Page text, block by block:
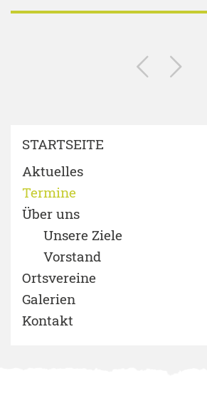
STARTSEITE
Aktuelles
Termine
Über uns
Unsere Ziele
Vorstand
Ortsvereine
Galerien
Kontakt